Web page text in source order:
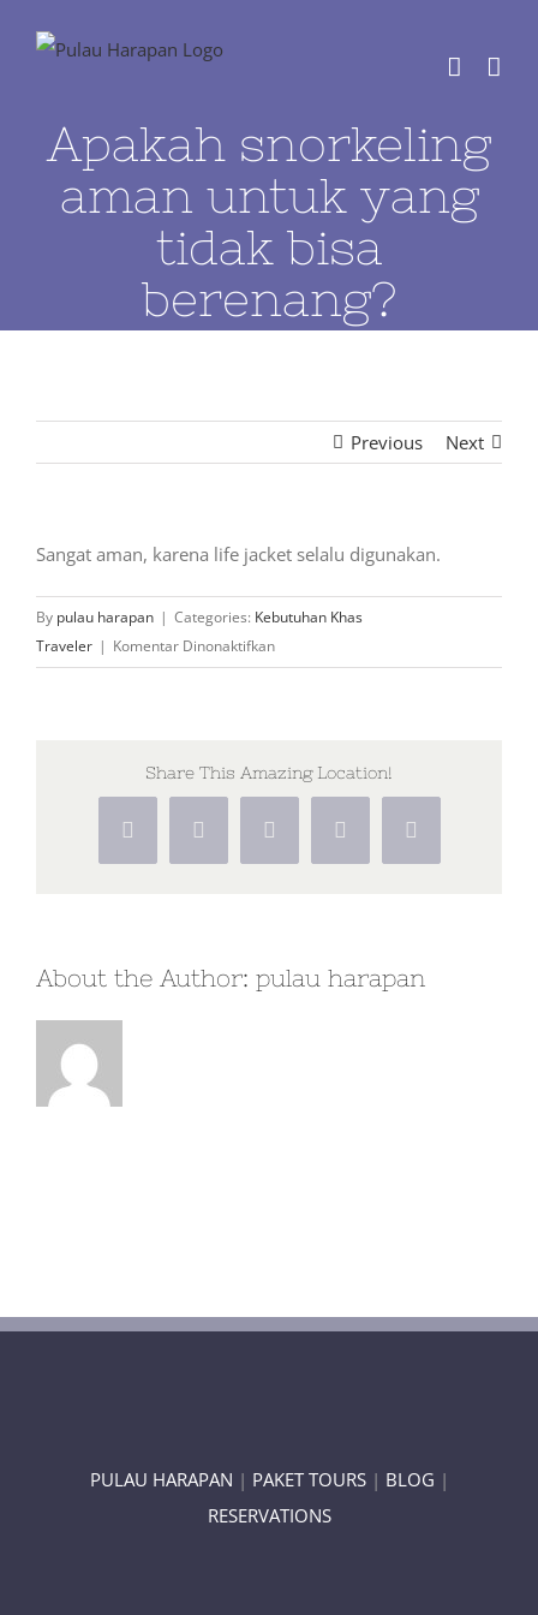
Apakah snorkeling
aman untuk yang
tidak bisa
berenang?
Previous Next
Sangat aman, karena life jacket selalu digunakan.
By pulau harapan | Categories: Kebutuhan Khas
Traveler | Komentar Dinonaktifkanpada
Apakah
yang
Share This Amazing Location!
Facebook
X WhatsAppPinterestVk
About the Author: pulau harapan
PULAU HARAPAN | PAKET TOURS| BLOG |
RESERVATIONS